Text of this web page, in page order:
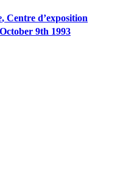
, Centre d’exposition
9th 1993